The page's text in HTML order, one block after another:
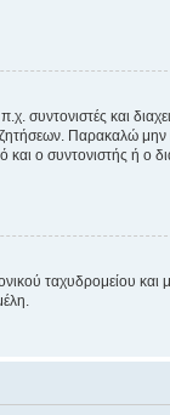
συντονιστές και
Παρακαλώ μην
ο συντονιστής ή ο
ταχυδρομείου και